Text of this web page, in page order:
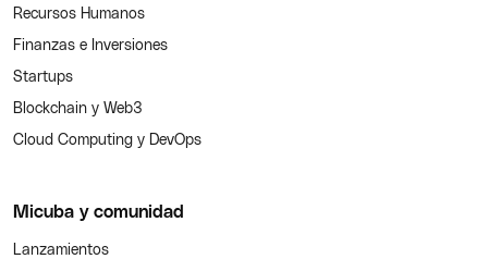
Recursos Humanos
Finanzas e Inversiones
Startups
Blockchain y Web3
Cloud Computing y DevOps
Micuba y comunidad
Lanzamientos